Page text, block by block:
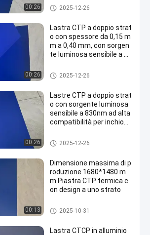
00:26
80000 stampe
Clichè di CTCP
2025-12-26
00:26
Lastra CTP a doppio strat
o con spessore da 0,15 m
m a 0,40 mm, con sorgen
te luminosa sensibile a 83
a di 24 mesi
Piatto di doppio strato PCT
2025-12-26
00:26
Lastre CTP a doppio strat
o con sorgente luminosa
sensibile a 830nm ad alta
compatibilità per inchiost
V
Piatto di doppio strato PCT
2025-12-26
00:13
Dimensione massima di p
roduzione 1680*1480 m
m Piastra CTP termica c
on design a uno strato
piatto termico di PCT
2025-10-31
Lastra CTCP in alluminio